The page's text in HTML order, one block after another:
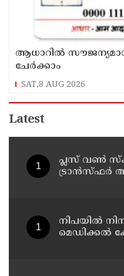
ആധാറിൽ
ചേർക്കാം
SAT,8 AUG 2026
Latest
പ്ലസ് വൺ
ട്രാൻസ്ഫർ
നിപയിൽ
മെഡിക്കൽ